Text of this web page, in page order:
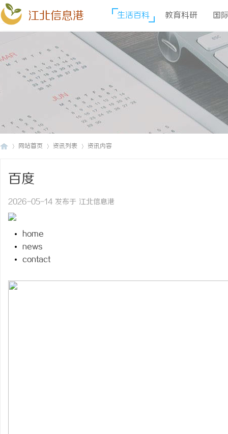
江北信息港 生活百科 教育科研 国
网站首页 资讯列表 资讯内容
百度
2026-05-14 发布于 江北信息港
home
news
contact